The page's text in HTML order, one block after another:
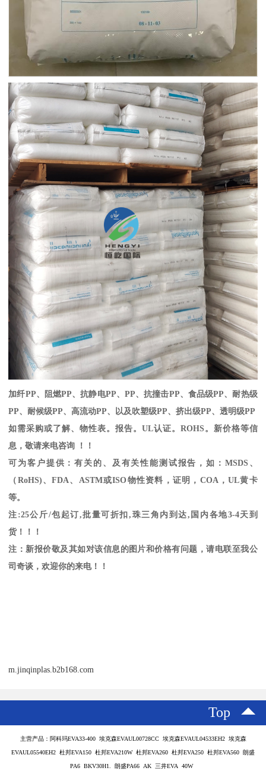
加纤PP、阻燃PP、抗静电PP、 PP、抗撞击PP、食品级PP、耐热级
PP、耐候级PP、高流动PP、以及吹塑级PP、挤出级PP、透明级PP
如需采购或了解、物性表。报告。 UL认证。 ROHS 。新价格等信
息，敬请来电咨询 ！！
可为客户提供：有关的、及有关性能测试报告，如： MSDS 、
（ RoHS) 、FDA、 ASTM或ISO物性资料，证明， COA，UL黄卡
等。
注 :25公斤/包起订,批量可折扣, 珠三角内到达, 国内各地3-4天到
货！！！
注：新报价敬及其如对该信息的图片和价格有问题，请电联至我公
司奇谈，欢迎你的来电！！
m.jinqinplas.b2b168.com
Top
主营产品：阿科玛EVA33-400 埃克森EVAUL00728CC 埃克森EVAUL04533EH2 埃克森
EVAUL05540EH2 杜邦EVA150 杜邦EVA210W 杜邦EVA260 杜邦EVA250 杜邦EVA560 朗盛
PA6 BKV30H1. 朗盛PA66 AK 三井EVA 40W